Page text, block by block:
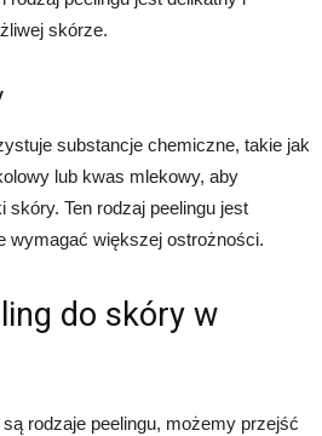
skórze.
substancje chemiczne, takie jak
lub kwas mlekowy, aby
Ten rodzaj peelingu jest
wymagać większej ostrożności.
do skóry w
rodzaje peelingu, możemy przejść